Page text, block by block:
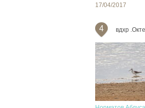
17/04/2017
4 вдхр